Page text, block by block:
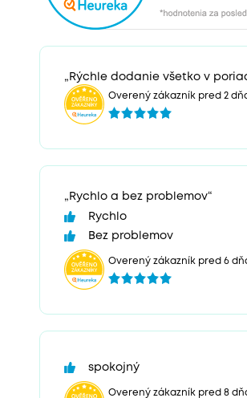
„Rýchle dodanie všetko v
Overený zákazník pred 2
„Rychlo a bez problemov“
Rychlo
Bez problemov
Overený zákazník pred 6
spokojný
Overený zákazník pred 8